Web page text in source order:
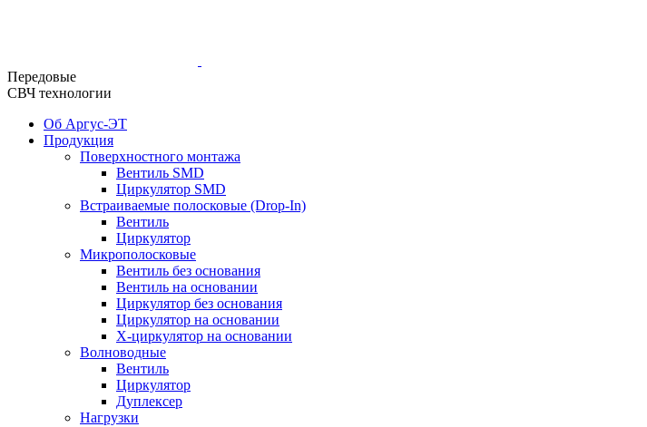
Передовые
СВЧ технологии
Об Аргус-ЭТ
Продукция
Поверхностного монтажа
Вентиль SMD
Циркулятор SMD
Встраиваемые полосковые (Drop-In)
Вентиль
Циркулятор
Микрополосковые
Вентиль без основания
Вентиль на основании
Циркулятор без основания
Циркулятор на основании
Х-циркулятор на основании
Волноводные
Вентиль
Циркулятор
Дуплексер
Нагрузки